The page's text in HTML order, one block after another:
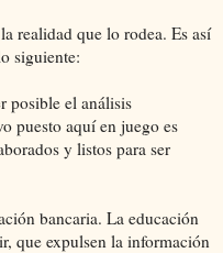
realidad que lo rodea. Es así
siguiente:
posible el análisis
puesto aquí en juego es
y listos para ser
bancaria. La educación
que expulsen la información